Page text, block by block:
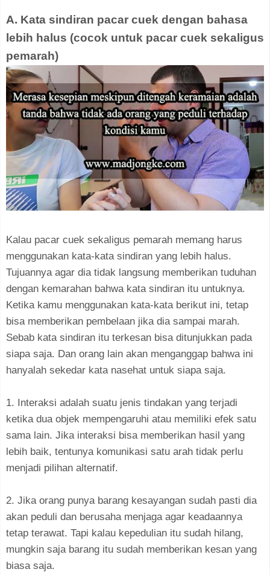
A. Kata sindiran pacar cuek dengan bahasa
lebih halus (cocok untuk pacar cuek sekaligus
pemarah)
Kalau pacar cuek sekaligus pemarah memang harus
menggunakan kata-kata sindiran yang lebih halus.
Tujuannya agar dia tidak langsung memberikan tuduhan
dengan kemarahan bahwa kata sindiran itu untuknya.
Ketika kamu menggunakan kata-kata berikut ini, tetap
bisa memberikan pembelaan jika dia sampai marah.
Sebab kata sindiran itu terkesan bisa ditunjukkan pada
siapa saja. Dan orang lain akan menganggap bahwa ini
hanyalah sekedar kata nasehat untuk siapa saja.
1. Interaksi adalah suatu jenis tindakan yang terjadi
ketika dua objek mempengaruhi atau memiliki efek satu
sama lain. Jika interaksi bisa memberikan hasil yang
lebih baik, tentunya komunikasi satu arah tidak perlu
menjadi pilihan alternatif.
2. Jika orang punya barang kesayangan sudah pasti dia
akan peduli dan berusaha menjaga agar keadaannya
tetap terawat. Tapi kalau kepedulian itu sudah hilang,
mungkin saja barang itu sudah memberikan kesan yang
biasa saja.